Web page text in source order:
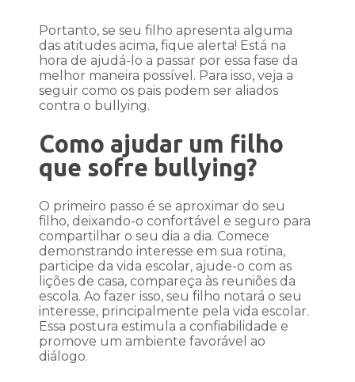
Portanto, se seu filho apresenta alguma
das atitudes acima, fique alerta! Está na
hora de ajudá-lo a passar por essa fase da
melhor maneira possível. Para isso, veja a
seguir como os pais podem ser aliados
contra o bullying.
Como ajudar um filho
que sofre bullying?
O primeiro passo é se aproximar do seu
filho, deixando-o confortável e seguro para
compartilhar o seu dia a dia. Comece
demonstrando interesse em sua rotina,
participe da vida escolar, ajude-o com as
lições de casa, compareça às reuniões da
escola. Ao fazer isso, seu filho notará o seu
interesse, principalmente pela vida escolar.
Essa postura estimula a confiabilidade e
promove um ambiente favorável ao
diálogo.